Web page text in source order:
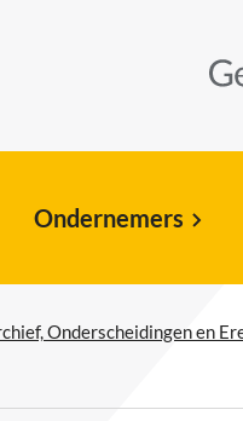
Ondernemers
Onderscheidingen en